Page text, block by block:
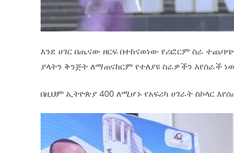
እንደ ሀገር በጤናው ዘርፍ በተከናወነው የሪፎርም ስራ
ያላትን ቅንጅት ለማጠናከርም የተለያዩ ስራዎችን እየሰራች
በዚህም ኢትዮጵያ 400 ለሚሆኑ የአፍሪካ ሀገራት ስኮላር